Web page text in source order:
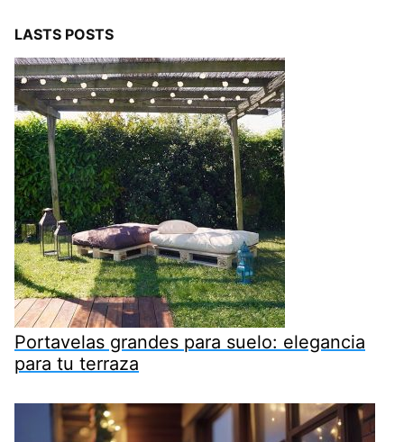
LASTS POSTS
Portavelas grandes para suelo: elegancia
para tu terraza